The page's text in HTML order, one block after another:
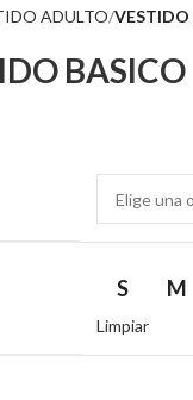
ADULTO VESTIDO
BASICO
S M
Limpiar